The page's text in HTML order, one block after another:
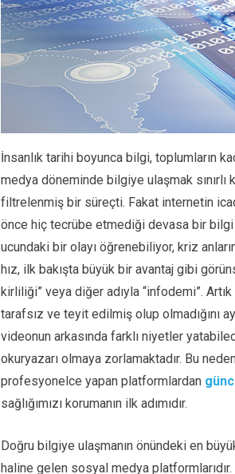
İnsanlık tarihi boyunca bilgi, toplumların
medya döneminde bilgiye ulaşmak sınırlı
filtrelenmiş bir süreçti. Fakat internetin
önce hiç tecrübe etmediği devasa bir bilgi
ucundaki bir olayı öğrenebiliyor, kriz
hız, ilk bakışta büyük bir avantaj gibi
kirliliği” veya diğer adıyla “infodemi”.
tarafsız ve teyit edilmiş olup olmadığını
videonun arkasında farklı niyetler
okuryazarı olmaya zorlamaktadır. Bu
profesyonelce yapan platformlardan
sağlığımızı korumanın ilk adımıdır.
Doğru bilgiye ulaşmanın önündeki en
haline gelen sosyal medya